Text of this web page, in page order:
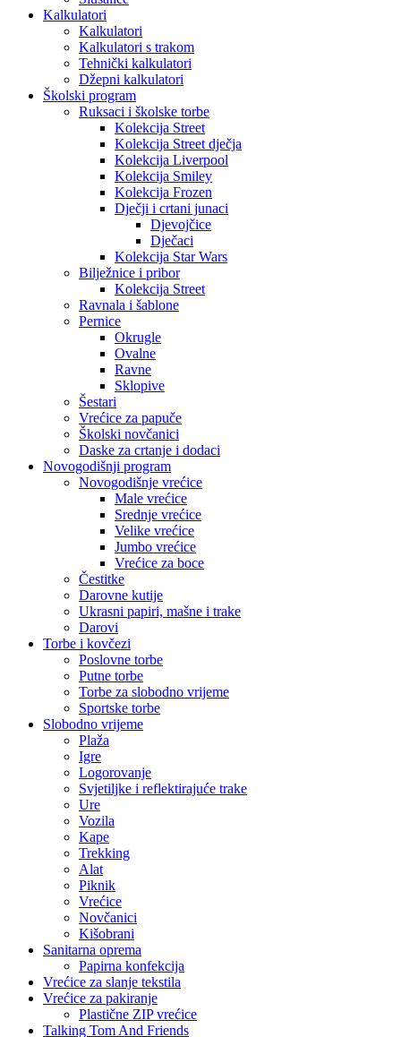
Kalkulatori
Kalkulatori
Kalkulatori s trakom
Tehnički kalkulatori
Džepni kalkulatori
Školski program
Ruksaci i školske torbe
Kolekcija Street
Kolekcija Street dječja
Kolekcija Liverpool
Kolekcija Smiley
Kolekcija Frozen
Dječji i crtani junaci
Djevojčice
Dječaci
Kolekcija Star Wars
Bilježnice i pribor
Kolekcija Street
Ravnala i šablone
Pernice
Okrugle
Ovalne
Ravne
Sklopive
Šestari
Vrećice za papuče
Školski novčanici
Daske za crtanje i dodaci
Novogodišnji program
Novogodišnje vrećice
Male vrećice
Srednje vrećice
Velike vrećice
Jumbo vrećice
Vrećice za boce
Čestitke
Darovne kutije
Ukrasni papiri, mašne i trake
Darovi
Torbe i kovčezi
Poslovne torbe
Putne torbe
Torbe za slobodno vrijeme
Sportske torbe
Slobodno vrijeme
Plaža
Igre
Logorovanje
Svjetiljke i reflektirajuće trake
Ure
Vozila
Kape
Trekking
Alat
Piknik
Vrećice
Novčanici
Kišobrani
Sanitarna oprema
Papirna konfekcija
Vrećice za slanje tekstila
Vrećice za pakiranje
Plastične ZIP vrećice
Talking Tom And Friends